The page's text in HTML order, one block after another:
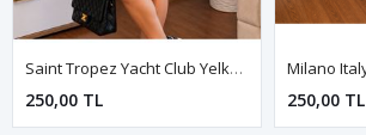
Saint Tropez Yacht Club Yelken Süliet Baskılı Kadın Tişört-Siyah
250,00 TL 250,00 TL